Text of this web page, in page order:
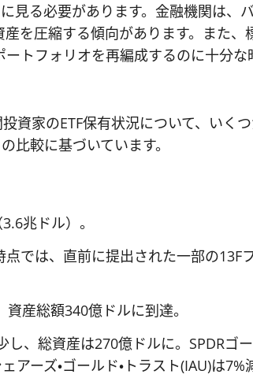
見る必要があります。金融機関は、
を圧縮する傾向があります。また、
トフォリオを再編成するのに十分
資家のETF保有状況について、いく
比較に基づいています。
兆ドル）。
では、直前に提出された一部の13F
産総額340億ドルに到達。
し、総資産は270億ドルに。SPDRゴ
ーズ・ゴールド・トラスト(IAU)は7%